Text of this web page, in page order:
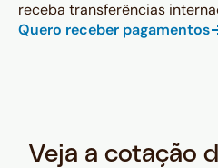
receba transferências
Quero receber pagamentos
Veja a cotação